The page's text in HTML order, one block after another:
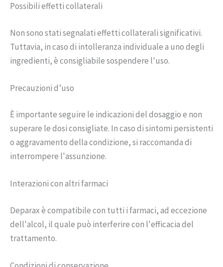
Possibili effetti collaterali
Non sono stati segnalati effetti collaterali significativi.
Tuttavia, in caso di intolleranza individuale a uno degli
ingredienti, è consigliabile sospendere l'uso.
Precauzioni d’uso
È importante seguire le indicazioni del dosaggio e non
superare le dosi consigliate. In caso di sintomi persistenti
o aggravamento della condizione, si raccomanda di
interrompere l'assunzione.
Interazioni con altri farmaci
Deparax è compatibile con tutti i farmaci, ad eccezione
dell'alcol, il quale può interferire con l'efficacia del
trattamento.